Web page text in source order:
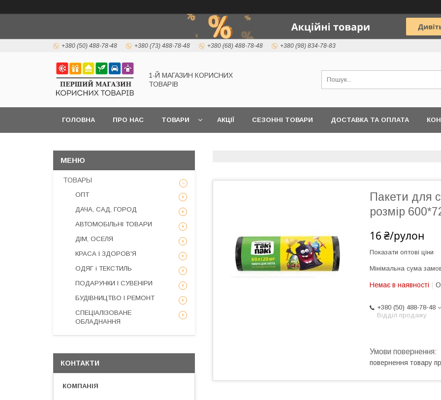
+380 (50) 488-78-48 +380 (73) 488-78-48 +380 (68) 488-78-48 +380 (98) 834-78-83
1-Й МАГАЗИН КОРИСНИХ
ТОВАРІВ
ГОЛОВНА ПРО НАС ТОВАРИ АКЦІЇ СЕЗОННІ ТОВАРИ ДОСТАВКА ТА ОПЛАТА
Пакети для
розмір
16 ₴/рулон
Показати оптові ціни
Мінімальна сума
Немає в наявності
+380 (50) 488-78-48
Відділ продажу
повернення товару
ТОВАРЫ
ОПТ
ДАЧА, САД, ГОРОД
АВТОМОБІЛЬНІ ТОВАРИ
ДІМ, ОСЕЛЯ
КРАСА І ЗДОРОВ'Я
ОДЯГ і ТЕКСТИЛЬ
ПОДАРУНКИ І СУВЕНІРИ
БУДІВНИЦТВО І РЕМОНТ
СПЕЦІАЛІЗОВАНЕ
ОБЛАДНАННЯ
КОНТАКТИ